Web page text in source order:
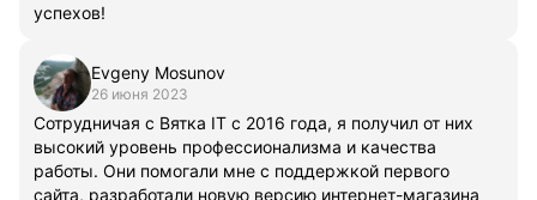
успехов!
Evgeny Mosunov
26 июня 2023
Сотрудничая с Вятка IT с 2016 года, я получил от них
высокий уровень профессионализма и качества
работы. Они помогали мне с поддержкой первого
сайта, разработали новую версию интернет-магазина